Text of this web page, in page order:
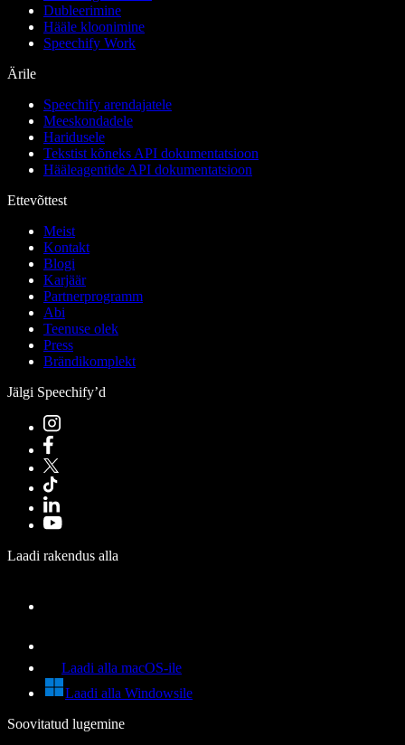
Dubleerimine
Hääle kloonimine
Speechify Work
Ärile
Speechify arendajatele
Meeskondadele
Haridusele
Tekstist kõneks API dokumentatsioon
Hääleagentide API dokumentatsioon
Ettevõttest
Meist
Kontakt
Blogi
Karjäär
Partnerprogramm
Abi
Teenuse olek
Press
Brändikomplekt
Jälgi Speechify’d
Laadi rakendus alla
Laadi alla macOS-ile
Laadi alla Windowsile
Soovitatud lugemine